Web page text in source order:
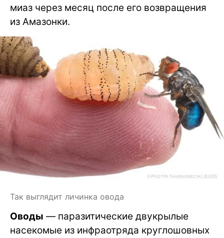
миаз через месяц после его возвращения
из Амазонки.
Так выглядит личинка овода
Оводы — паразитические двукрылые
насекомые из инфраотряда круглошовных